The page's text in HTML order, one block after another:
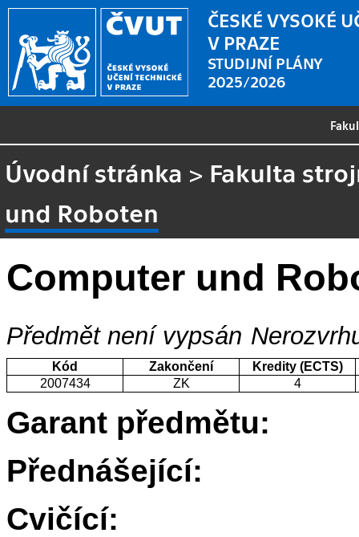
ČESKÉ VYSOKÉ
V PRAZE
STUDIJNÍ PLÁNY
2025/2026
Úvodní stránka > Fakulta
und Roboten
Computer und
Předmět není vypsán
Kód Zakončení
Kredity (ECTS)
2007434
ZK 4
Garant předmětu:
Přednášející:
Cvičící: